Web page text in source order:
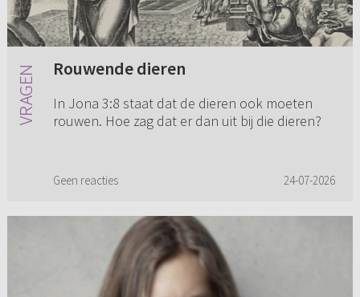
Rouwende dieren
In Jona 3:8 staat dat de dieren ook moeten
rouwen. Hoe zag dat er dan uit bij die dieren?
Geen reacties 24-07-2026